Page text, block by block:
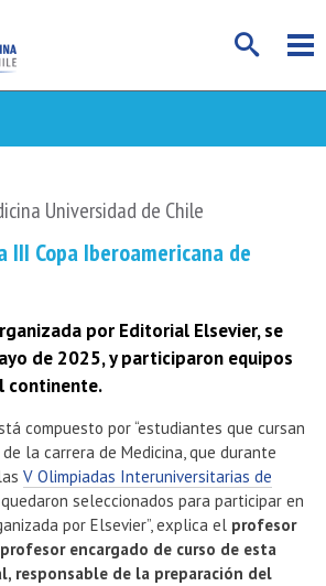
Universidad de Chile
III Copa Iberoamericana de
por Editorial Elsevier, se
de 2025, y participaron equipos
continente.
compuesto por “estudiantes que cursan
la carrera de Medicina, que durante
V Olimpiadas Interuniversitarias de
seleccionados para participar en
por Elsevier”, explica el profesor
encargado de curso de esta
responsable de la preparación del